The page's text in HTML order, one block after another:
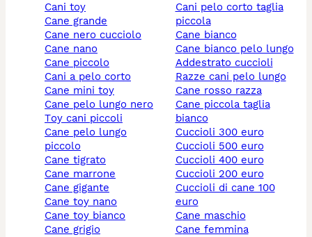
cani toy
cane grande
cane nero cucciolo
cane nano
cane piccolo
cani a pelo corto
cane mini toy
cane pelo lungo nero
toy cani piccoli
cane pelo lungo
piccolo
cane tigrato
cane marrone
cane gigante
cane toy nano
cane toy bianco
cane grigio
cani pelo corto taglia
piccola
cane bianco
cane bianco pelo lungo
addestrato cuccioli
razze cani pelo lungo
cane rosso razza
cane piccola taglia
bianco
cuccioli 300 euro
cuccioli 500 euro
cuccioli 400 euro
cuccioli 200 euro
cuccioli di cane 100
euro
cane maschio
cane femmina